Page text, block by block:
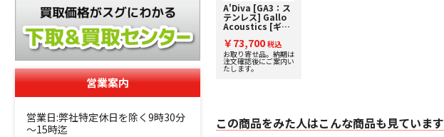
営業案内
営業日:弊社特定休日を除く9時30分
～15時迄
A'Diva [GA3：ス
テンレス] Gallo
Acoustics [ギャ
ロアコースティッ
クス] 単品スピー
カー
￥73,700 税込
お取り寄せ品。納期は
注文確認後にご案内い
たします。
この商品をみた人はこんな商品も見ています